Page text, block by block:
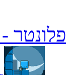
פלונטר -